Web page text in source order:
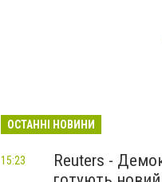
ОСТАННІ НОВИНИ
Reuters -
15:23